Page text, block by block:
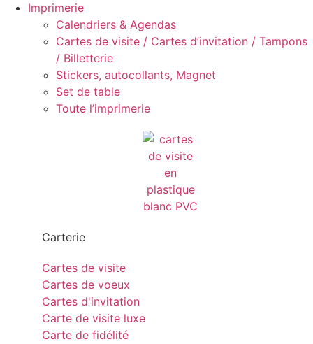
Imprimerie
Calendriers & Agendas
Cartes de visite / Cartes d’invitation / Tampons
/ Billetterie
Stickers, autocollants, Magnet
Set de table
Toute l’imprimerie
Carterie
Cartes de visite
Cartes de voeux
Cartes d'invitation
Carte de visite luxe
Carte de fidélité